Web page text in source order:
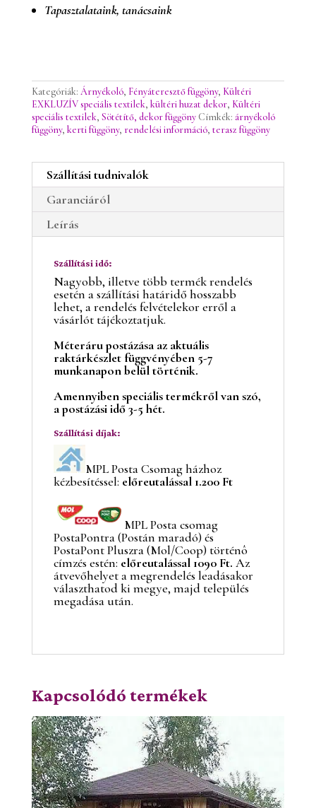
Tapasztalataink, tanácsaink
Kategóriák: Árnyékoló, Fényáteresztő függöny, Kültéri
EXKLUZÍV speciális textilek, kültéri huzat dekor, Kültéri
speciális textilek, Sötétítő, dekor függöny Címkék: árnyékoló
függöny, kerti függöny, rendelési információ, terasz függöny
Szállítási tudnivalók
Garanciáról
Leírás
Szállítási idő:
Nagyobb, illetve több termék rendelés
esetén a szállítási határidő hosszabb
lehet, a rendelés felvételekor erről a
vásárlót tájékoztatjuk.
Méteráru postázása az aktuális
raktárkészlet függvényében 5-7
munkanapon belül történik.
Amennyiben speciális termékről van szó,
a postázási idő 3-5 hét.
Szállítási díjak:
MPL Posta Csomag házhoz
kézbesítéssel: előreutalással 1.200 Ft
MPL Posta csomag
PostaPontra (Postán maradó) és
PostaPont Pluszra (Mol/Coop) történô
címzés estén: előreutalással 1090 Ft. Az
átvevőhelyet a megrendelés leadásakor
választhatod ki megye, majd település
megadása után.
Kapcsolódó termékek